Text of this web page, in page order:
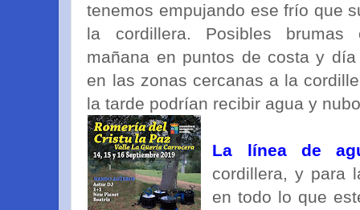
tenemos empujando ese frío que
la cordillera. Posibles brumas
mañana en puntos de costa y
en las zonas cercanas a la
la tarde podrían recibir agua y
La línea de
cordillera, y para
en todo lo que